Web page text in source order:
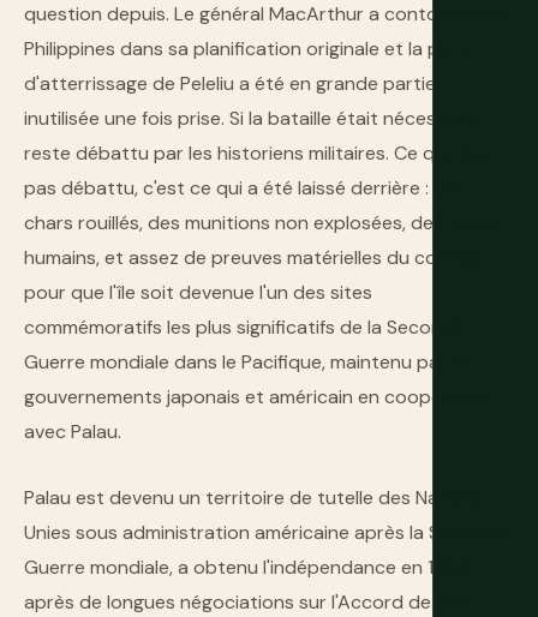
question depuis. Le général MacArthur a contourné les
Philippines dans sa planification originale et la piste
d'atterrissage de Peleliu a été en grande partie
inutilisée une fois prise. Si la bataille était nécessaire
reste débattu par les historiens militaires. Ce qui n'est
pas débattu, c'est ce qui a été laissé derrière : des
chars rouillés, des munitions non explosées, des restes
humains, et assez de preuves matérielles du combat
pour que l'île soit devenue l'un des sites
commémoratifs les plus significatifs de la Seconde
Guerre mondiale dans le Pacifique, maintenu par les
gouvernements japonais et américain en coopération
avec Palau.
Palau est devenu un territoire de tutelle des Nations
Unies sous administration américaine après la Seconde
Guerre mondiale, a obtenu l'indépendance en 1994
après de longues négociations sur l'Accord de libre